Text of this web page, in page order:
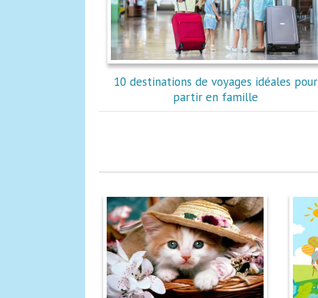
10 destinations de voyages idéales pour
partir en famille